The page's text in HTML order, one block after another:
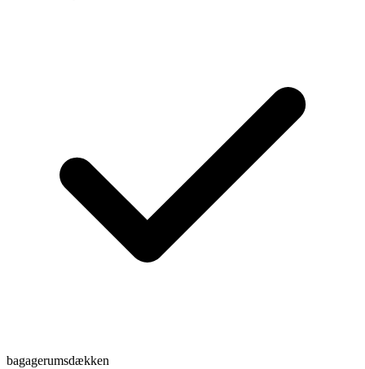
bagagerumsdækken